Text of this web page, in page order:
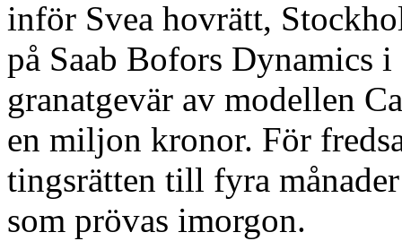
inför Svea hovrätt,
på Saab Bofors Dynamics
granatgevär av modellen
en miljon kronor. För
tingsrätten till fyra
som prövas imorgon.